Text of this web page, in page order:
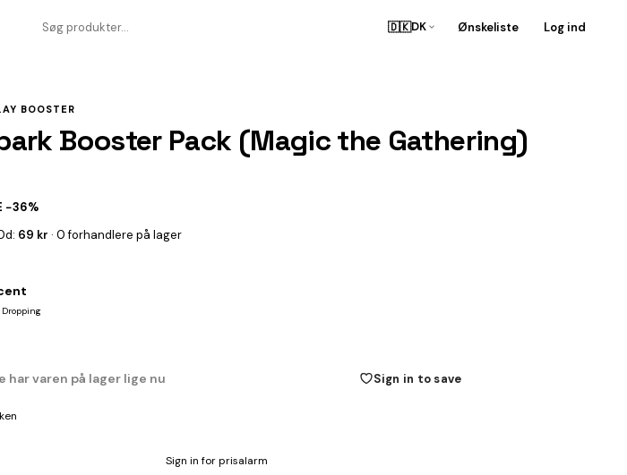
🇩🇰DK Ønskeliste Log ind
BOOSTER
Booster Pack (Magic the Gathering)
−36%
69 kr · 0 forhandlere på lager
Dropping
har varen på lager lige nu Sign in to save
Sign in for prisalarm